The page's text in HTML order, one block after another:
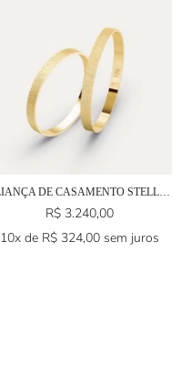
ALIANÇA DE CASAMENTO STELLA EM OURO 18K
R$3.240,00
10x de R$324,00 sem juros